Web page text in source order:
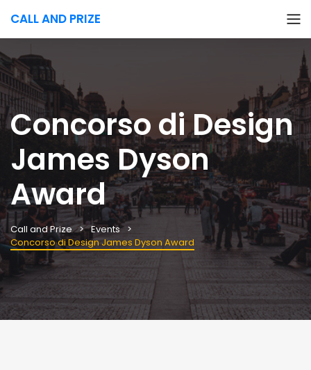
CALL AND PRIZE
Concorso di Design
James Dyson
Award
Call and Prize
Events
Concorso di Design James Dyson Award